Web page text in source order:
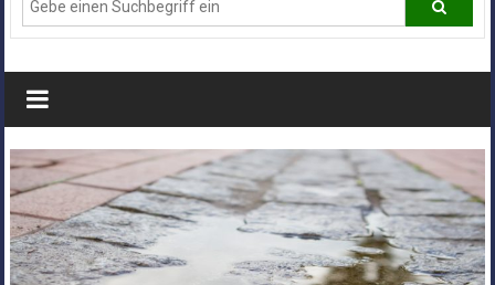
Deiner
Stadt
Monheim